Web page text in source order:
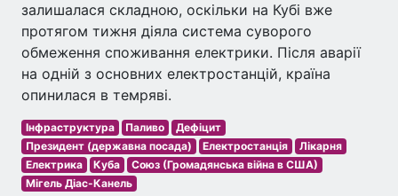
залишалася складною, оскільки на Кубі вже
протягом тижня діяла система суворого
обмеження споживання електрики. Після аварії
на одній з основних електростанцій, країна
опинилася в темряві.
Інфраструктура Паливо
Дефіцит
Президент (державна посада)
Електростанція
Лікарня
Електрика
Куба
Союз (Громадянська війна в США)
Мігель Діас-Канель